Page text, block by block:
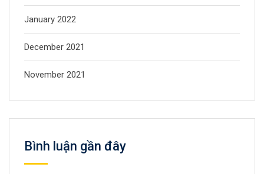
January 2022
December 2021
November 2021
Bình luận gần đây